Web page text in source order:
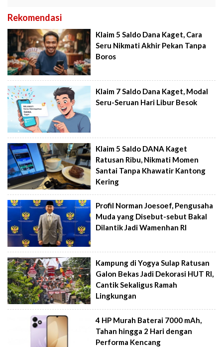
Rekomendasi
Klaim 5 Saldo Dana Kaget, Cara
Seru Nikmati Akhir Pekan Tanpa
Boros
Klaim 7 Saldo Dana Kaget, Modal
Seru-Seruan Hari Libur Besok
Klaim 5 Saldo DANA Kaget
Ratusan Ribu, Nikmati Momen
Santai Tanpa Khawatir Kantong
Kering
Profil Norman Joesoef, Pengusaha
Muda yang Disebut-sebut Bakal
Dilantik Jadi Wamenhan RI
Kampung di Yogya Sulap Ratusan
Galon Bekas Jadi Dekorasi HUT RI,
Cantik Sekaligus Ramah
Lingkungan
4 HP Murah Baterai 7000 mAh,
Tahan hingga 2 Hari dengan
Performa Kencang